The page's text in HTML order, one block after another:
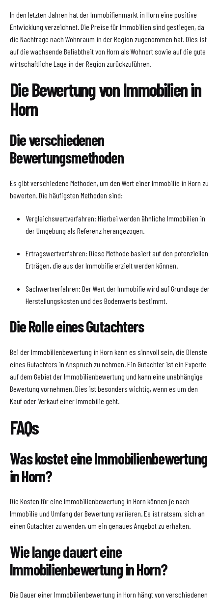
In den letzten Jahren hat der Immobilienmarkt in Horn eine positive
Entwicklung verzeichnet. Die Preise für Immobilien sind gestiegen, da
die Nachfrage nach Wohnraum in der Region zugenommen hat. Dies ist
auf die wachsende Beliebtheit von Horn als Wohnort sowie auf die gute
wirtschaftliche Lage in der Region zurückzuführen.
Die Bewertung von Immobilien in
Horn
Die verschiedenen
Bewertungsmethoden
Es gibt verschiedene Methoden, um den Wert einer Immobilie in Horn zu
bewerten. Die häufigsten Methoden sind:
Vergleichswertverfahren: Hierbei werden ähnliche Immobilien in
der Umgebung als Referenz herangezogen.
Ertragswertverfahren: Diese Methode basiert auf den potenziellen
Erträgen, die aus der Immobilie erzielt werden können.
Sachwertverfahren: Der Wert der Immobilie wird auf Grundlage der
Herstellungskosten und des Bodenwerts bestimmt.
Die Rolle eines Gutachters
Bei der Immobilienbewertung in Horn kann es sinnvoll sein, die Dienste
eines Gutachters in Anspruch zu nehmen. Ein Gutachter ist ein Experte
auf dem Gebiet der Immobilienbewertung und kann eine unabhängige
Bewertung vornehmen. Dies ist besonders wichtig, wenn es um den
Kauf oder Verkauf einer Immobilie geht.
FAQs
Was kostet eine Immobilienbewertung
in Horn?
Die Kosten für eine Immobilienbewertung in Horn können je nach
Immobilie und Umfang der Bewertung variieren. Es ist ratsam, sich an
einen Gutachter zu wenden, um ein genaues Angebot zu erhalten.
Wie lange dauert eine
Immobilienbewertung in Horn?
Die Dauer einer Immobilienbewertung in Horn hängt von verschiedenen